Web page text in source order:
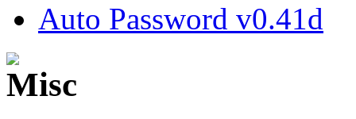
Auto Password v0.41d